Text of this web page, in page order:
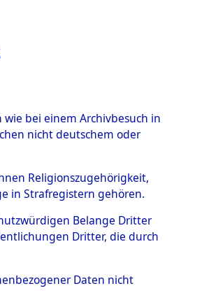
Neunburg
der
in Haffkrug
bei einem Archivbesuch in
nicht deutschem oder
Religionszugehörigkeit,
in Strafregistern gehören.
Belange Dritter
Dritter, die durch
Daten nicht